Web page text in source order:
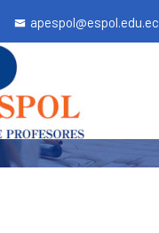
apespol@espol.edu.ec